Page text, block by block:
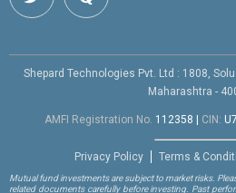
Shepard Technologies Pvt. Ltd : 1808,
Maharashtra -
AMFI Registration No. 112358 CIN:
Privacy Policy Terms &
Mutual fund investments are subject to market risks.
related documents carefully before investing. Past